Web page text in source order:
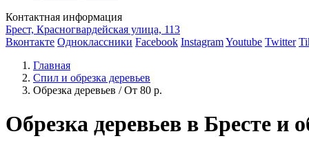
Контактная информация
Брест, Красногвардейская улица, 113
Вконтакте Одноклассники Facebook InstagramYoutube Twitter
Главная
Спил и обрезка деревьев
Обрезка деревьев / От 80 р.
Обрезка деревьев в Бресте и